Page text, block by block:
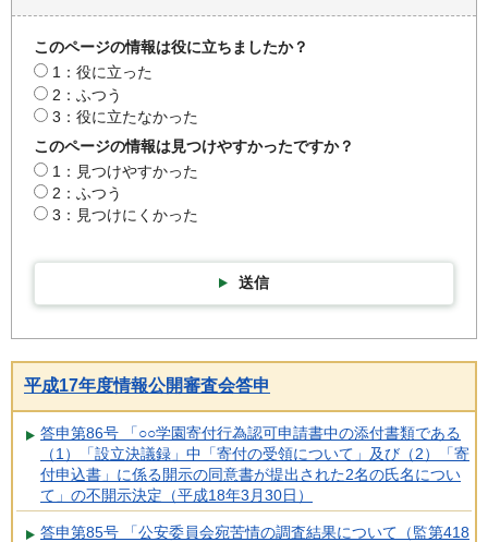
このページの情報は役に立ちましたか？
1：役に立った
2：ふつう
3：役に立たなかった
このページの情報は見つけやすかったですか？
1：見つけやすかった
2：ふつう
3：見つけにくかった
送信
平成17年度情報公開審査会答申
答申第86号 「○○学園寄付行為認可申請書中の添付書類である
（1）「設立決議録」中「寄付の受領について」及び（2）「寄
付申込書」に係る開示の同意書が提出された2名の氏名につい
て」の不開示決定（平成18年3月30日）
答申第85号 「公安委員会宛苦情の調査結果について（監第418